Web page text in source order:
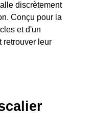
discrètement
Conçu pour la
et d'un
retrouver leur